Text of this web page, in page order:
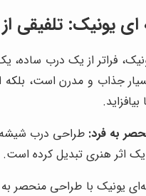
یونیک: تلفیقی از
فراتر از یک درب ساده،
جذاب و مدرن است، بلکه
به فرد: طراحی درب
یک اثر هنری تبدیل کرده است.
یونیک با طراحی منحصر به